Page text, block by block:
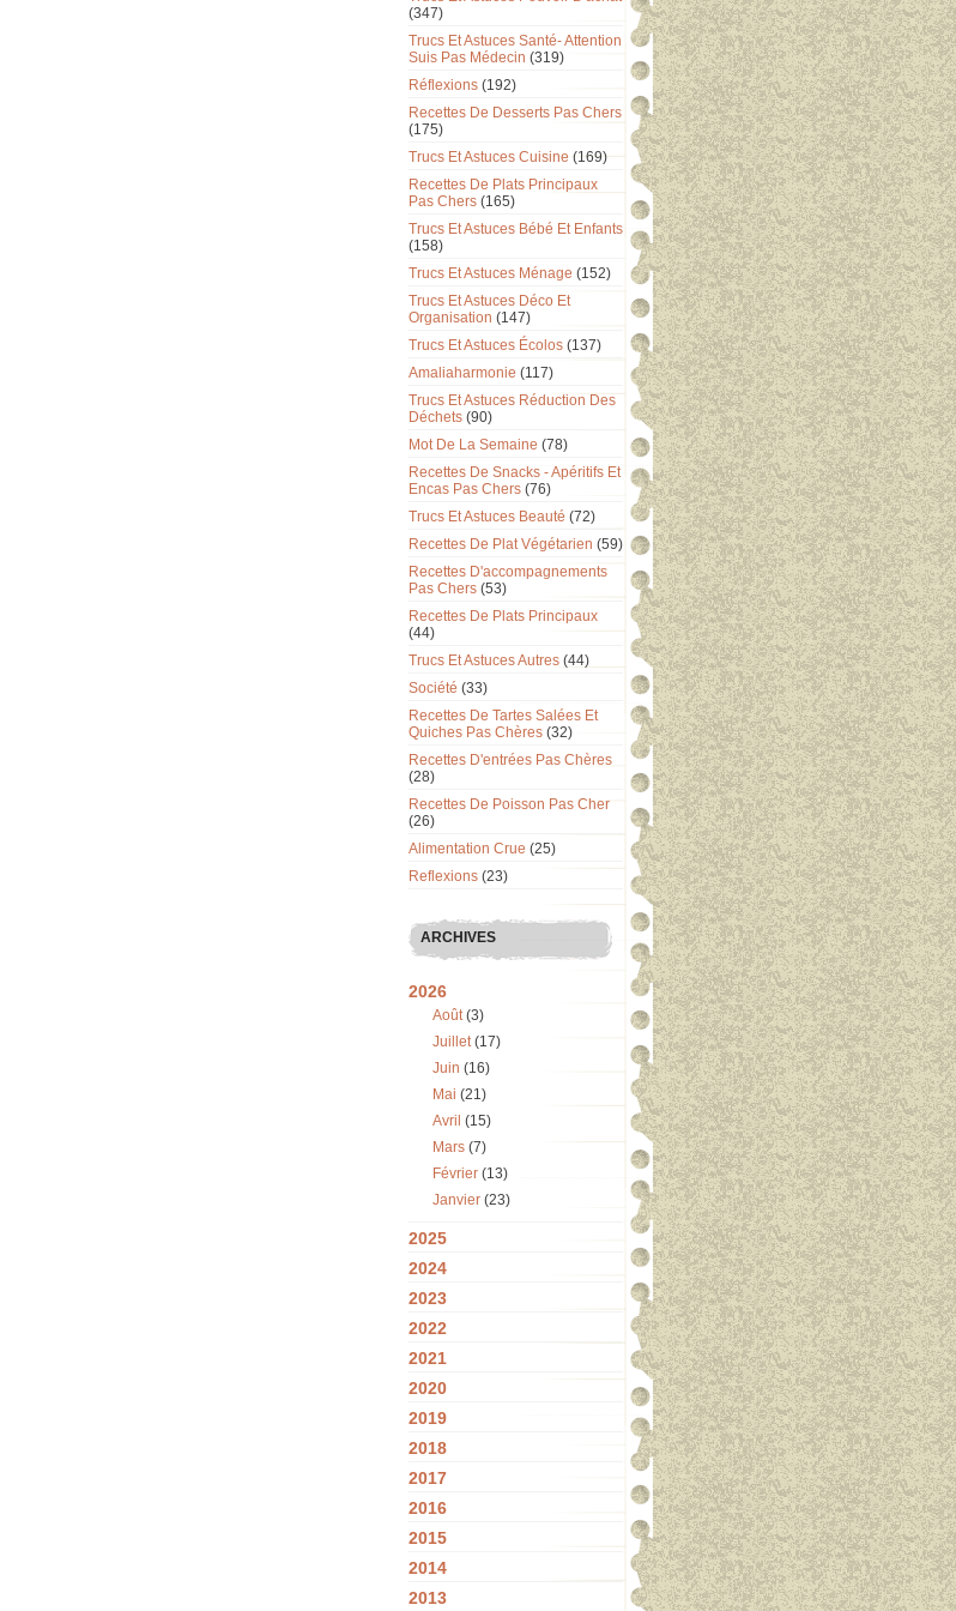
(347)
Trucs Et Astuces Santé- Attention
Suis Pas Médecin (319)
Réflexions (192)
Recettes De Desserts Pas Chers
(175)
Trucs Et Astuces Cuisine (169)
Recettes De Plats Principaux
Pas Chers (165)
Trucs Et Astuces Bébé Et Enfants
(158)
Trucs Et Astuces Ménage (152)
Trucs Et Astuces Déco Et
Organisation (147)
Trucs Et Astuces Écolos (137)
Amaliaharmonie (117)
Trucs Et Astuces Réduction Des
Déchets (90)
Mot De La Semaine (78)
Recettes De Snacks - Apéritifs Et
Encas Pas Chers (76)
Trucs Et Astuces Beauté (72)
Recettes De Plat Végétarien (59)
Recettes D'accompagnements
Pas Chers (53)
Recettes De Plats Principaux
(44)
Trucs Et Astuces Autres (44)
Société (33)
Recettes De Tartes Salées Et
Quiches Pas Chères (32)
Recettes D'entrées Pas Chères
(28)
Recettes De Poisson Pas Cher
(26)
Alimentation Crue (25)
Reflexions (23)
ARCHIVES
2026
Août(3)
Juillet(17)
Juin (16)
Mai (21)
Avril (15)
Mars (7)
Février (13)
Janvier (23)
2025
2024
2023
2022
2021
2020
2019
2018
2017
2016
2015
2014
2013